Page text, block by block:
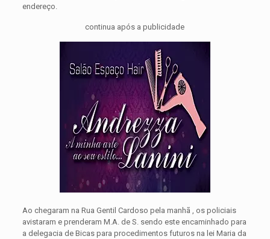
endereço.
continua após a publicidade
Ao chegaram na Rua Gentil Cardoso pela manhã , os policiais
avistaram e prenderam M.A. de S. sendo este encaminhado para
a delegacia de Bicas para procedimentos futuros na lei Maria da